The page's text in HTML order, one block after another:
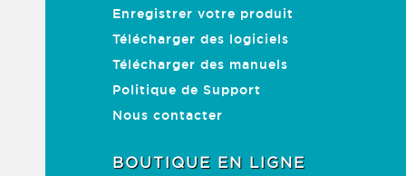
Enregistrer votre produit
Télécharger des logiciels
Télécharger des manuels
Politique de Support
Nous contacter
BOUTIQUE EN LIGNE